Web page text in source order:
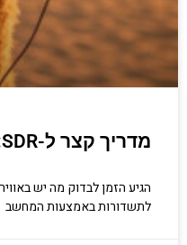
מדריך קצר ל-SDR: חיבור הרדיו למחשב
הגיע הזמן לבדוק מה יש
לתשדורות באמצעות המחשב